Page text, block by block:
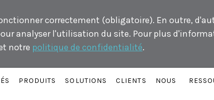
correctement (obligatoire). En outre,
analyser l'utilisation du site. Pour plus
notre politique de confidentialité.
PRODUITS SOLUTIONS CLIENTS NOUS